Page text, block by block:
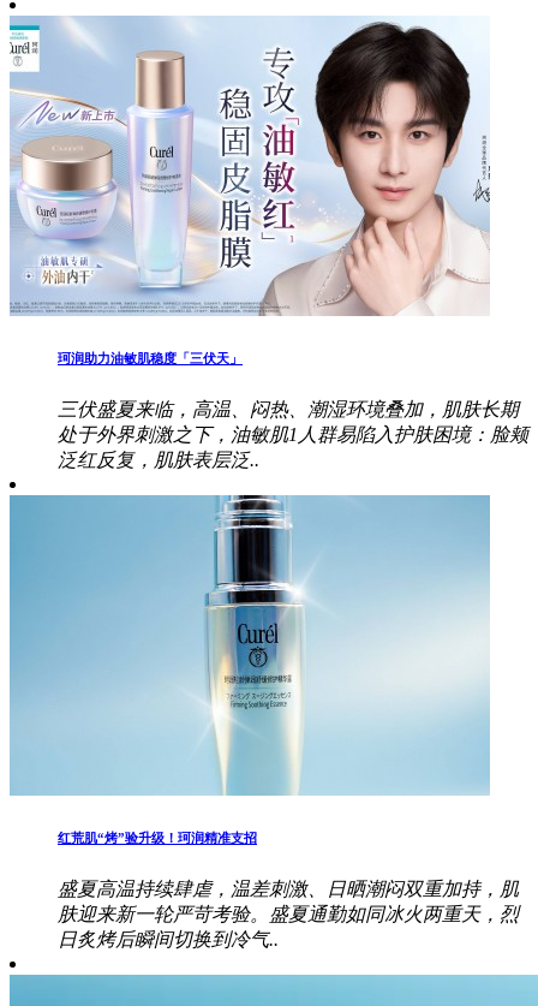
珂润助力油敏肌稳度「三伏天」
三伏盛夏来临，高温、闷热、潮湿环境叠加，肌肤长期
处于外界刺激之下，油敏肌1人群易陷入护肤困境：脸颊
泛红反复，肌肤表层泛..
红荒肌“烤”验升级！珂润精准支招
盛夏高温持续肆虐，温差刺激、日晒潮闷双重加持，肌
肤迎来新一轮严苛考验。盛夏通勤如同冰火两重天，烈
日炙烤后瞬间切换到冷气..